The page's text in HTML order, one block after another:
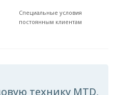
Специальные условия
постоянным клиентам
технику MTD,